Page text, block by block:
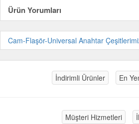
Ürün Yorumları
Cam-Flaşör-Universal Anahtar
İndirimli Ürünler En
Müşteri Hizmetleri